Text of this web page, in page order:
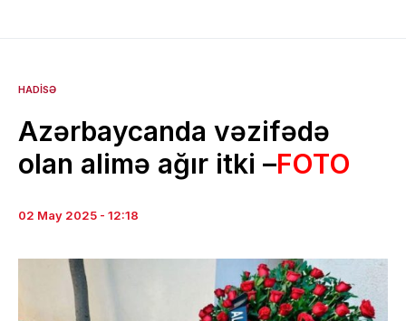
HADISƏ
Azərbaycanda vəzifədə
olan alimə ağır itki –FOTO
02 May 2025 - 12:18